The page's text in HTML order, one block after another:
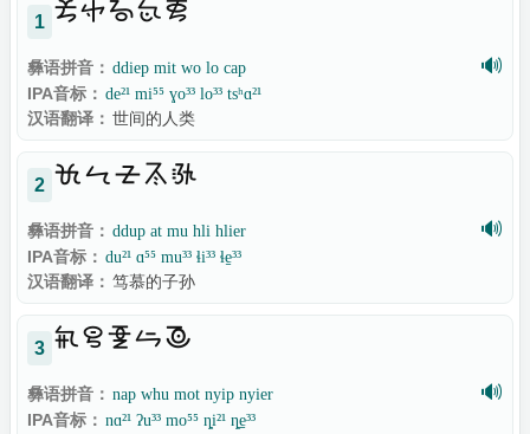
1 
彝语拼音： ddiep mit wo lo cap 🔊
IPA音标： de²¹ mi⁵⁵ ɣo³³ lo³³ tsʰɑ²¹
汉语翻译： 世间的人类
2 
彝语拼音： ddup at mu hli hlier 🔊
IPA音标： du²¹ ɑ⁵⁵ mu³³ ɬi³³ ɬe̠³³
汉语翻译： 笃慕的子孙
3 
彝语拼音： nap whu mot nyip nyier 🔊
IPA音标： nɑ²¹ ʔu³³ mo⁵⁵ ȵi²¹ ȵe̠³³